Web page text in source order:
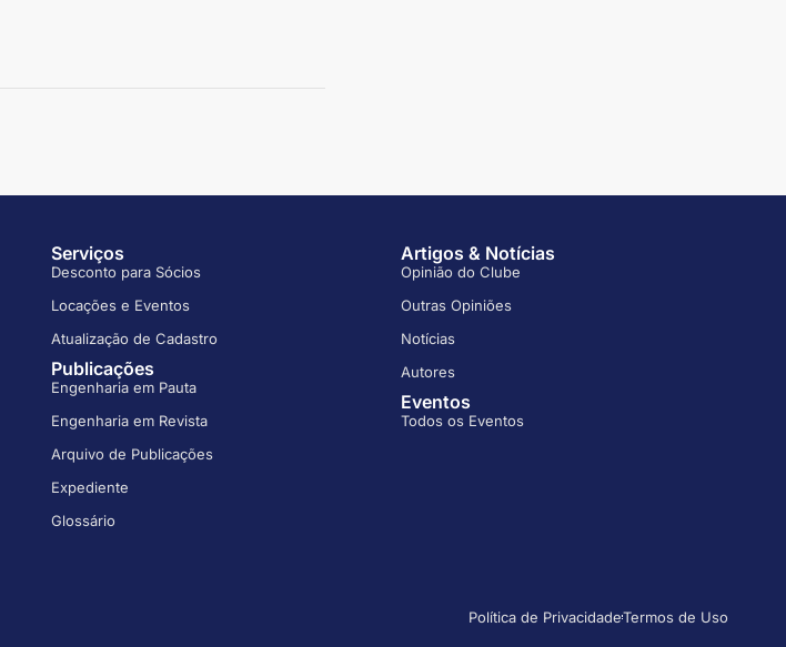
Serviços
Desconto para Sócios
Locações e Eventos
Atualização de Cadastro
Publicações
Engenharia em Pauta
Engenharia em Revista
Arquivo de Publicações
Expediente
Glossário
Artigos & Notícias
Opinião do Clube
Outras Opiniões
Notícias
Autores
Eventos
Todos os Eventos
Política de PrivacidadeTermos de Uso